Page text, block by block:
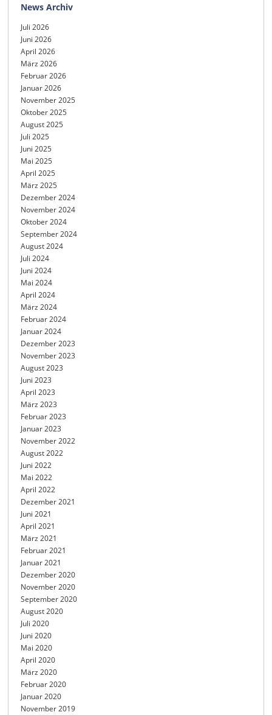
News Archiv
Juli 2026
Juni 2026
April 2026
März 2026
Februar 2026
Januar 2026
November 2025
Oktober 2025
August 2025
Juli 2025
Juni 2025
Mai 2025
April 2025
März 2025
Dezember 2024
November 2024
Oktober 2024
September 2024
August 2024
Juli 2024
Juni 2024
Mai 2024
April 2024
März 2024
Februar 2024
Januar 2024
Dezember 2023
November 2023
August 2023
Juni 2023
April 2023
März 2023
Februar 2023
Januar 2023
November 2022
August 2022
Juni 2022
Mai 2022
April 2022
Dezember 2021
Juni 2021
April 2021
März 2021
Februar 2021
Januar 2021
Dezember 2020
November 2020
September 2020
August 2020
Juli 2020
Juni 2020
Mai 2020
April 2020
März 2020
Februar 2020
Januar 2020
November 2019